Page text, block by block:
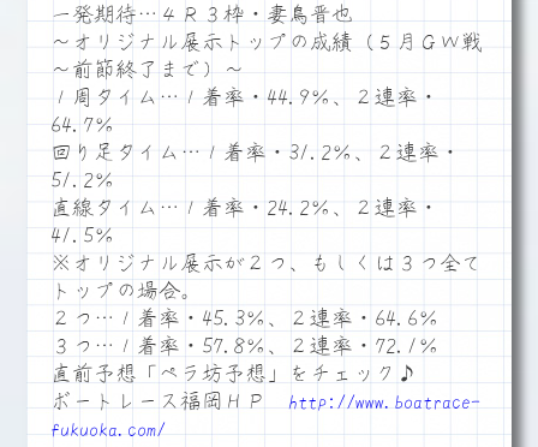
一発期待…４Ｒ３枠・妻鳥晋也
～オリジナル展示トップの成績（５月ＧＷ戦
～前節終了まで）～
１周タイム…１着率・44.9％、２連率・
64.7％
回り足タイム…１着率・31.2％、２連率・
51.2％
直線タイム…１着率・24.2％、２連率・
41.5％
※オリジナル展示が２つ、もしくは３つ全て
トップの場合。
２つ…１着率・45.3％、２連率・64.6％
３つ…１着率・57.8％、２連率・72.1％
直前予想「ペラ坊予想」をチェック♪
ボートレース福岡ＨＰ http://www.boatrace-
fukuoka.com/